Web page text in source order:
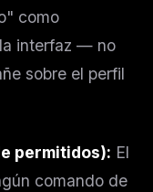
como
interfaz — no
sobre el perfil
permitidos): El
comando de